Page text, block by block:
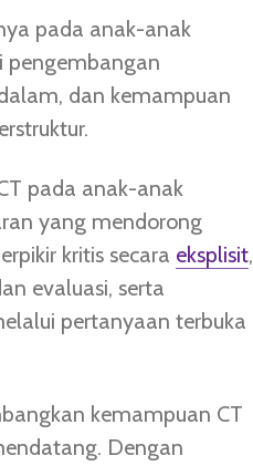
pada anak-anak
pengembangan
dan kemampuan
pada anak-anak
yang mendorong
kritis secara eksplisit,
evaluasi, serta
pertanyaan terbuka
kemampuan CT
Dengan